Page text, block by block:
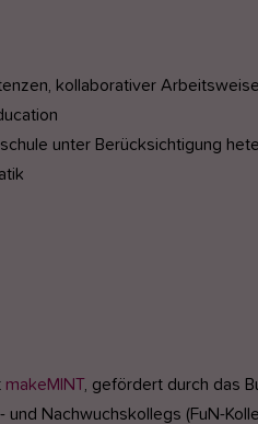
kollaborativer
unter Berücksichtigung
makeMINT, gefördert durch das
Nachwuchskollegs (FuN-